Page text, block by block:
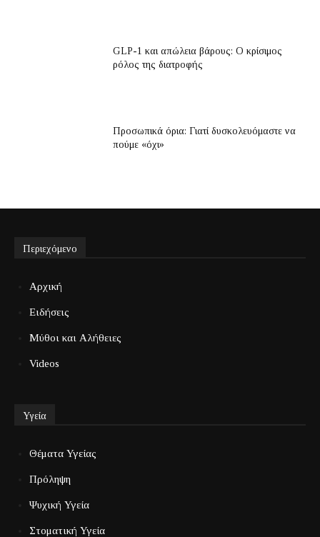
GLP-1 και απώλεια βάρους: Ο κρίσιμος
ρόλος της διατροφής
Προσωπικά όρια: Γιατί δυσκολευόμαστε να
πούμε «όχι»
Περιεχόμενο
Αρχική
Ειδήσεις
Μύθοι και Αλήθειες
Videos
Υγεία
Θέματα Υγείας
Πρόληψη
Ψυχική Υγεία
Στοματική Υγεία